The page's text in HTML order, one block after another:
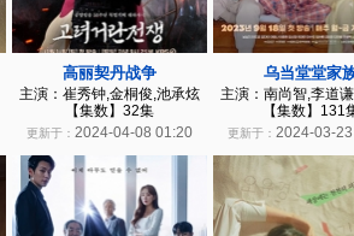
高丽契丹战争
主演：崔秀钟,金桐俊,池承炫
【集数】32集
更新于： 2024-04-08 01:20
乌当堂堂家
主演：南尚智,李道
【集数】131
更新于： 2024-03-